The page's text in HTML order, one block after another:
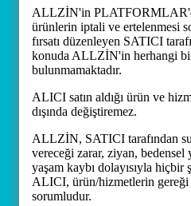
ALLZİN'in
ürünlerin iptali ve ertelenmesi
fırsatı düzenleyen SATICI
konuda ALLZİN'in herhangi
bulunmamaktadır.
ALICI satın aldığı ürün ve
dışında değiştiremez.
ALLZİN, SATICI tarafından
vereceği zarar, ziyan, bedensel
yaşam kaybı dolayısıyla
ALICI, ürün/hizmetlerin gereği
sorumludur.